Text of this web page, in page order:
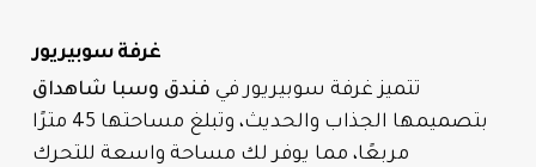
غرفة سوبيريور
تتميز غرفة سوبيريور في فندق وسبا شاهداق
بتصميمها الجذاب والحديث، وتبلغ مساحتها 45 مترًا
مربعًا، مما يوفر لك مساحة واسعة للتحرك